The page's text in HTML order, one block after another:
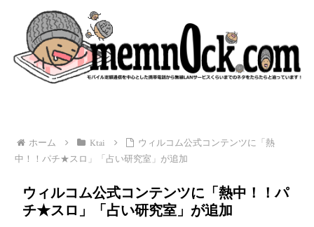
ホーム Ktai
ウィルコム公式コンテンツに「熱
中！！パチ★スロ」「占い研究室」が追加
ウィルコム公式コンテンツに「熱中！！パ
チ★スロ」「占い研究室」が追加